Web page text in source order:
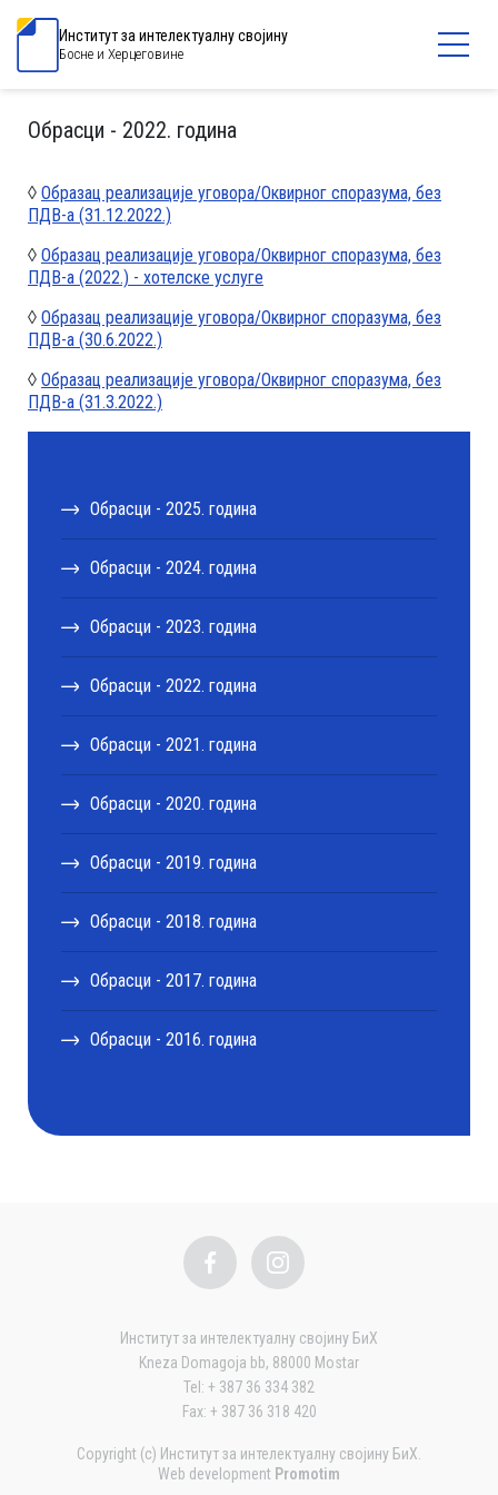
Институт за интелектуалну својину
Босне и Херцеговине
Обрасци - 2022. година
◊ Образац реализације уговора/Оквирног споразума, без
ПДВ-а (31.12.2022.)
◊ Образац реализације уговора/Оквирног споразума, без
ПДВ-а (2022.) - хотелске услуге
◊ Образац реализације уговора/Оквирног споразума, без
ПДВ-а (30.6.2022.)
◊ Образац реализације уговора/Оквирног споразума, без
ПДВ-а (31.3.2022.)
Обрасци - 2025. година
Обрасци - 2024. година
Обрасци - 2023. година
Обрасци - 2022. година
Обрасци - 2021. година
Обрасци - 2020. година
Обрасци - 2019. година
Обрасци - 2018. година
Обрасци - 2017. година
Обрасци - 2016. година
Институт за интелектуалну својину БиХ
Kneza Domagoja bb, 88000 Mostar
Tel: + 387 36 334 382
Fax: + 387 36 318 420
Copyright (c) Институт за интелектуалну својину БиХ.
Web development Promotim